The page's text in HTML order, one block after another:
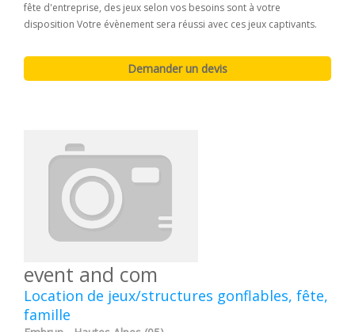
fête d'entreprise, des jeux selon vos besoins sont à votre
disposition Votre évènement sera réussi avec ces jeux captivants.
event and com
Location de jeux/structures gonflables, fête,
famille